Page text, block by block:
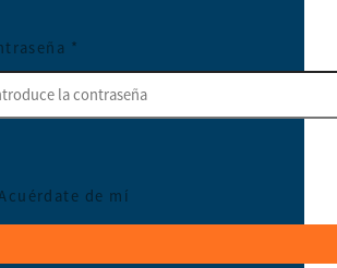
*
de mí